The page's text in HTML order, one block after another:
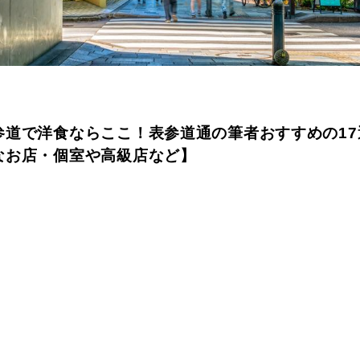
道で洋食ならここ！表参道通の筆者おすすめの
店・個室や高級店など】